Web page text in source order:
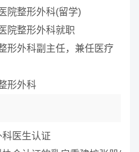
院整形外科(留学)
院整形外科就职
形外科副主任，兼任医疗
形外科
科医生认证